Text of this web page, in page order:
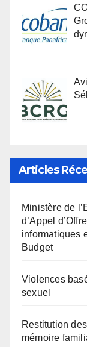
Articles
Ministère de
d’Appel
informatiques
Budget
Violences
sexuel
Restitution
mémoire